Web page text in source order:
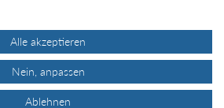
Gefällt mir
Alle akzeptieren
Nein, anpassen
Ablehnen